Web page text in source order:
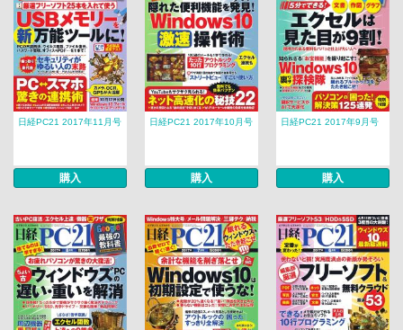
日経PC21 2017年11月号
購入
日経PC21 2017年10月号
購入
日経PC21 2017年9月号
購入